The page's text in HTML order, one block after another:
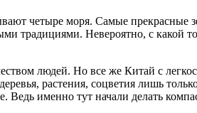
четыре моря. Самые прекрасные
традициями. Невероятно, с какой
людей. Но все же Китай с
растения, соцветия лишь
именно тут начали делать